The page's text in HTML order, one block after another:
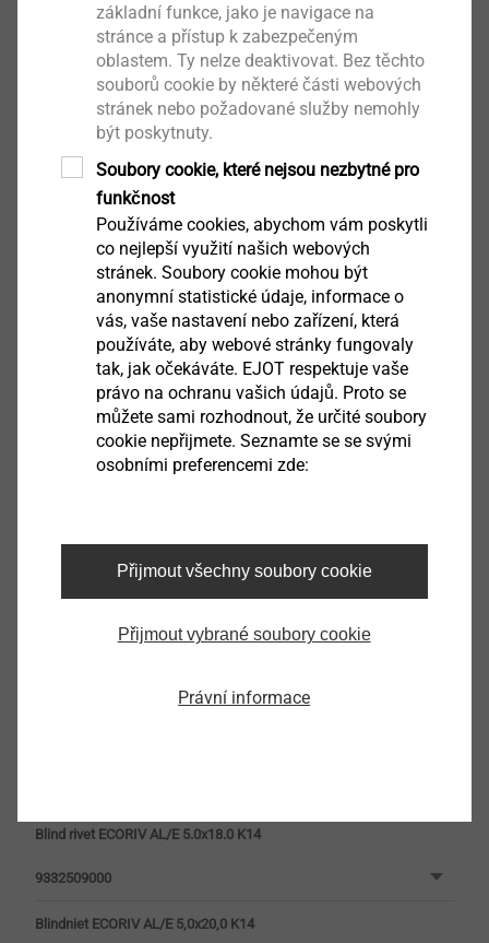
Blind rivet ECORIV AL/E 5.0x8.0 K14
Blind rivet ECORIV AL/E 5.0x10.0 K14
Blind rivet ECORIV AL/E 5.0x12.0 K14
Blind rivet ECORIV AL/E 5.0x18.0 K14
9332509000
Blindniet ECORIV AL/E 5,0x20,0 K14
základní funkce, jako je navigace na
stránce a přístup k zabezpečeným
oblastem. Ty nelze deaktivovat. Bez těchto
souborů cookie by některé části webových
stránek nebo požadované služby nemohly
být poskytnuty.
Soubory cookie, které nejsou nezbytné pro
funkčnost
Používáme cookies, abychom vám poskytli
co nejlepší využití našich webových
stránek. Soubory cookie mohou být
anonymní statistické údaje, informace o
vás, vaše nastavení nebo zařízení, která
používáte, aby webové stránky fungovaly
tak, jak očekáváte. EJOT respektuje vaše
právo na ochranu vašich údajů. Proto se
můžete sami rozhodnout, že určité soubory
cookie nepřijmete. Seznamte se se svými
osobními preferencemi zde:
Přijmout všechny soubory cookie
Přijmout vybrané soubory cookie
Právní informace